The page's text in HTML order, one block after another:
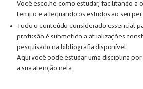
Você escolhe como estudar, facilitando a
tempo e adequando os estudos ao seu
Todo o conteúdo considerado essencial
profissão é submetido a atualizações
pesquisado na bibliografia disponível.
Aqui você pode estudar uma disciplina
a sua atenção nela.